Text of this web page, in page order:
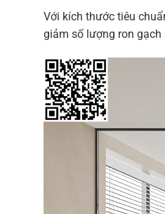
Với kích thước tiêu
giảm số lượng ron